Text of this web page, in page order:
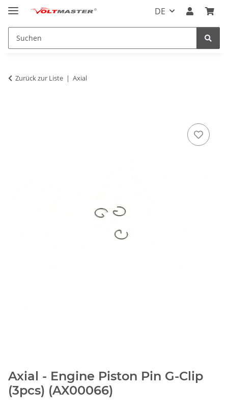
DE
Zurück zur Liste Axial
Axial - Engine Piston Pin G-Clip
(3pcs) (AX00066)